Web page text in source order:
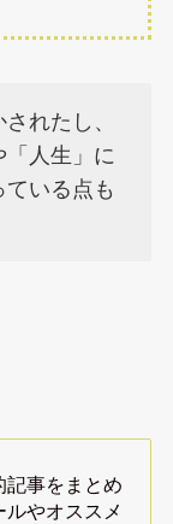
れたし、
人生」に
いる点も
記事をまとめ
ルやオススメ